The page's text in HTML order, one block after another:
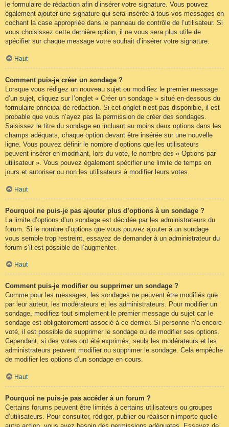
le formulaire de rédaction afin d’insérer votre signature. Vous pouvez
également ajouter une signature qui sera insérée à tous vos messages en
cochant la case appropriée dans le panneau de contrôle de l’utilisateur. Si
vous choisissez cette dernière option, il ne vous sera plus utile de
spécifier sur chaque message votre souhait d’insérer votre signature.
Haut
Comment puis-je créer un sondage ?
Lorsque vous rédigez un nouveau sujet ou modifiez le premier message
d’un sujet, cliquez sur l’onglet « Créer un sondage » situé en-dessous du
formulaire principal de rédaction. Si cet onglet n’est pas disponible, il est
probable que vous n’ayez pas la permission de créer des sondages.
Saisissez le titre du sondage en incluant au moins deux options dans les
champs adéquats, chaque option devant être insérée sur une nouvelle
ligne. Vous pouvez définir le nombre d’options que les utilisateurs
peuvent insérer en modifiant, lors du vote, le nombre des « Options par
utilisateur ». Vous pouvez également spécifier une limite de temps en
jours et autoriser ou non les utilisateurs à modifier leurs votes.
Haut
Pourquoi ne puis-je pas ajouter plus d’options à un sondage ?
La limite d’options d’un sondage est décidée par les administrateurs du
forum. Si le nombre d’options que vous pouvez ajouter à un sondage
vous semble trop restreint, essayez de demander à un administrateur du
forum s’il est possible de l’augmenter.
Haut
Comment puis-je modifier ou supprimer un sondage ?
Comme pour les messages, les sondages ne peuvent être modifiés que
par leur auteur, les modérateurs et les administrateurs. Pour modifier un
sondage, modifiez tout simplement le premier message du sujet car le
sondage est obligatoirement associé à ce dernier. Si personne n’a encore
voté, il est possible de supprimer le sondage ou de modifier ses options.
Cependant, si des votes ont été exprimés, seuls les modérateurs et les
administrateurs peuvent modifier ou supprimer le sondage. Cela empêche
de modifier les options d’un sondage en cours.
Haut
Pourquoi ne puis-je pas accéder à un forum ?
Certains forums peuvent être limités à certains utilisateurs ou groupes
d’utilisateurs. Pour consulter, rédiger, publier ou réaliser n’importe quelle